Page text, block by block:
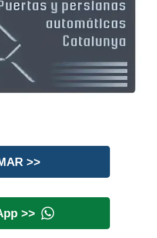
>>
>>